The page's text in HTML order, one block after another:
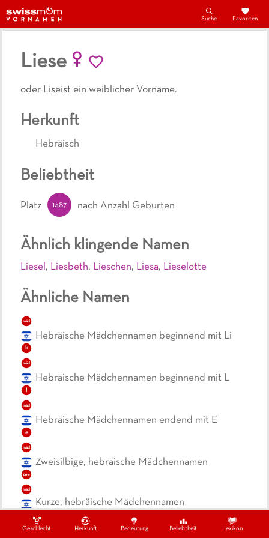
Geschlecht Herkunft Bedeutung Beliebtheit Lexikon
Suche Favoriten
Liese
oder Liseist ein weiblicher Vorname.
Herkunft
Hebräisch
Ähnlich klingende Namen
Liesel, Liesbeth, Lieschen, Liesa, Lieselotte
Ähnliche Namen
mäd
li
Hebräische Mädchennamen beginnend mit Li
mäd
Hebräische Mädchennamen beginnend mit L
mäd
e
Hebräische Mädchennamen endend mit E
mäd
zwe
Zweisilbige, hebräische Mädchennamen
mäd
Kurze, hebräische Mädchennamen
Beliebtheit
Platz 1487 nach Anzahl Geburten